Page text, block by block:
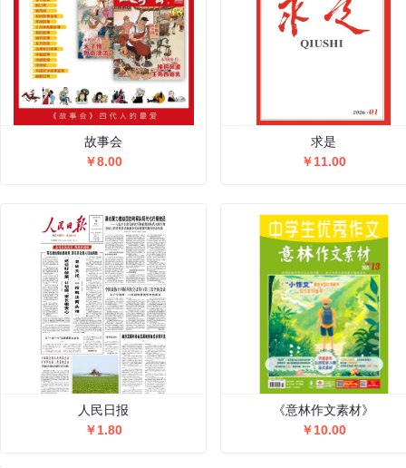
故事会
￥8.00
求是
￥11.00
人民日报
￥1.80
《意林作文素材》
￥10.00